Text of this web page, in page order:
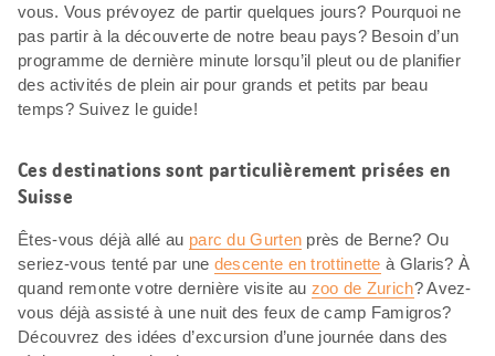
vous. Vous prévoyez de partir quelques jours? Pourquoi ne
pas partir à la découverte de notre beau pays? Besoin d’un
programme de dernière minute lorsqu’il pleut ou de planifier
des activités de plein air pour grands et petits par beau
temps? Suivez le guide!
Ces destinations sont particulièrement prisées en
Suisse
Êtes-vous déjà allé au parc du Gurten près de Berne? Ou
seriez-vous tenté par une descente en trottinette à Glaris? À
quand remonte votre dernière visite au zoo de Zurich? Avez-
vous déjà assisté à une nuit des feux de camp Famigros?
Découvrez des idées d’excursion d’une journée dans des